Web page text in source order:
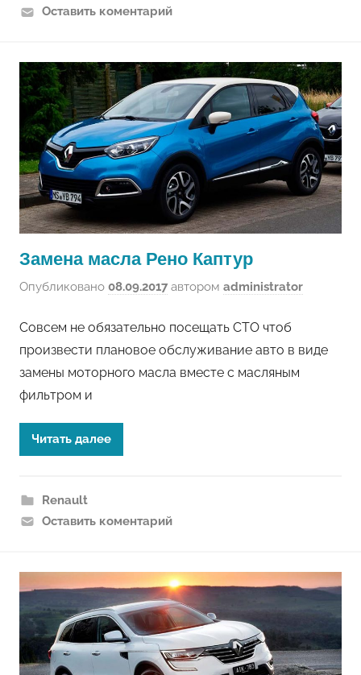
Оставить коментарий
Замена масла Рено Каптур
Опубликовано 08.09.2017автором administrator
Совсем не обязательно посещать СТО чтоб
произвести плановое обслуживание авто в виде
замены моторного масла вместе с масляным
фильтром и
Читать далее
Renault
Оставить коментарий